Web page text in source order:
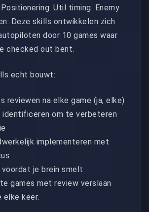
Util timing. Enemy
Deze skills ontwikkelen zich
door 10 games waar
checked out bent.
echt bouwt:
reviewen na elke game (ja, elke)
identificeren om te verbeteren
implementeren met
je brein smelt
games met review verslaan
keer.